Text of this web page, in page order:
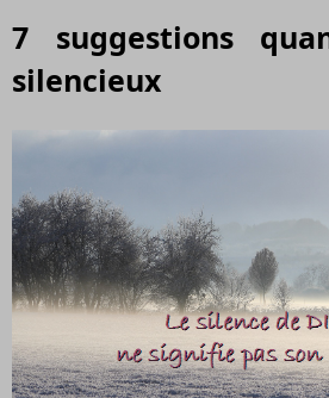
7 suggestions
silencieux